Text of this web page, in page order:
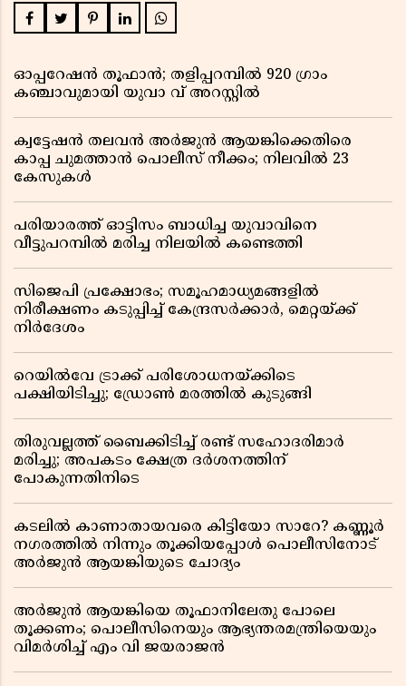
ഓപ്പറേഷൻ തൂഫാൻ; തളിപ്പറമ്പിൽ 920 ഗ്രാം
കഞ്ചാവുമായി യുവാ വ് അറസ്റ്റിൽ
ക്വട്ടേഷൻ തലവൻ അർജുൻ ആയങ്കിക്കെതിരെ
കാപ്പ ചുമത്താൻ പൊലീസ് നീക്കം; നിലവിൽ 23
കേസുകൾ
പരിയാരത്ത് ഓട്ടിസം ബാധിച്ച യുവാവിനെ
വീട്ടുപറമ്പിൽ മരിച്ച നിലയിൽ കണ്ടെത്തി
സിജെപി പ്രക്ഷോഭം; സമൂഹമാധ്യമങ്ങളിൽ
നിരീക്ഷണം കടുപ്പിച്ച് കേന്ദ്രസർക്കാർ, മെറ്റയ്ക്ക്
നിർദേശം
റെയിൽവേ ട്രാക്ക് പരിശോധനയ്ക്കിടെ
പക്ഷിയിടിച്ചു; ഡ്രോൺ മരത്തിൽ കുടുങ്ങി
തിരുവല്ലത്ത് ബൈക്കിടിച്ച് രണ്ട് സഹോദരിമാർ
മരിച്ചു; അപകടം ക്ഷേത്ര ദർശനത്തിന്
പോകുന്നതിനിടെ
കടലിൽ കാണാതായവരെ കിട്ടിയോ സാറേ? കണ്ണൂർ
നഗരത്തിൽ നിന്നും തൂക്കിയപ്പോൾ പൊലീസിനോട്
അർജുൻ ആയങ്കിയുടെ ചോദ്യം
അർജുൻ ആയങ്കിയെ തൂഫാനിലേതു പോലെ
തൂക്കണം; പൊലീസിനെയും ആഭ്യന്തരമന്ത്രിയെയും
വിമർശിച്ച് എം വി ജയരാജൻ